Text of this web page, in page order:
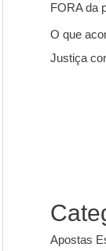
FORA da
O que
Justiça
Apostas